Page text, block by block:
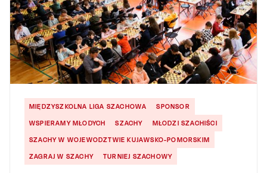
MIĘDZYSZKOLNA LIGA SZACHOWA
SPONSOR
WSPIERAMY MŁODYCH
SZACHY
MŁODZI SZACHIŚCI
SZACHY W WOJEWODZTWIE KUJAWSKO-POMORSKIM
ZAGRAJ W SZACHY
TURNIEJ SZACHOWY